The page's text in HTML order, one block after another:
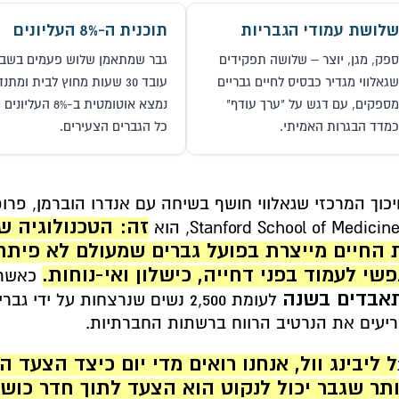
שלושת עמודי הגבריות
ספק, מגן, יוצר – שלושה תפקידים
שגאלווי מגדיר כבסיס לחיים גבריים
מספקים, עם דגש על "ערך עודף"
כמדד הבגרות האמיתי.
תוכנית ה-8% העליונים
גבר שמתאמן שלוש פעמים
עובד 30 שעות מחוץ לבית
נמצא אוטומטית ב-8%
כל הגברים הצעירים.
המרכזי שגאלווי חושף בשיחה עם אנדרו הוברמן,
זה:
החיים מייצרת בפועל גברים שמעולם לא
לעמוד בפני דחייה, כישלון ואי-נוחות.
בשנה
לעומת 2,500 נשים שנרצחות על
את הנרטיב הרווח ברשתות החברתיות.
ל ליבינג וול, אנחנו רואים מדי יום כיצד הצעד
שגבר יכול לנקוט הוא הצעד לתוך חדר